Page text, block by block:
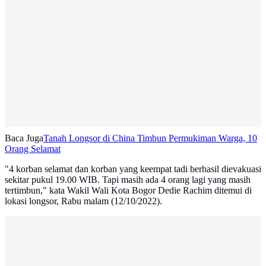
Baca JugaTanah Longsor di China Timbun Permukiman Warga, 10
Orang Selamat
"4 korban selamat dan korban yang keempat tadi berhasil dievakuasi
sekitar pukul 19.00 WIB. Tapi masih ada 4 orang lagi yang masih
tertimbun," kata Wakil Wali Kota Bogor Dedie Rachim ditemui di
lokasi longsor, Rabu malam (12/10/2022).